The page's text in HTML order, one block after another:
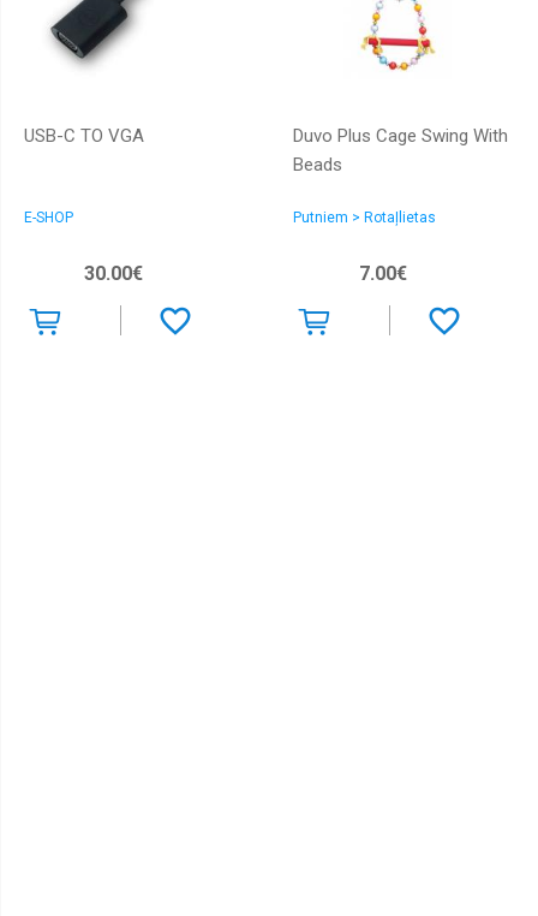
USB-C TO VGA
E-SHOP
30.00€
Duvo Plus Cage Swing With
Beads
Putniem > Rotaļlietas
7.00€